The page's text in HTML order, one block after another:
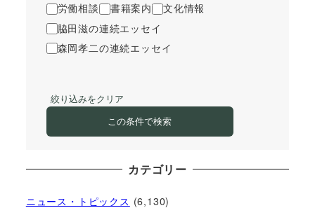
労働相談
書籍案内
文化情報
脇田滋の連続エッセイ
森岡孝二の連続エッセイ
絞り込みをクリア
この条件で検索
カテゴリー
ニュース・トピックス (6,130)